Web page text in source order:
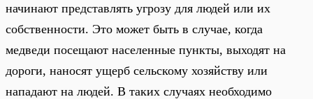
начинают представлять угрозу для людей или их
собственности. Это может быть в случае, когда
медведи посещают населенные пункты, выходят на
дороги, наносят ущерб сельскому хозяйству или
нападают на людей. В таких случаях необходимо